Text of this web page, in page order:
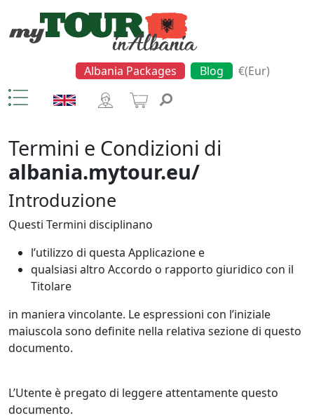
Albania Packages Blog €(Eur)
Termini e Condizioni di
albania.mytour.eu/
Introduzione
Questi Termini disciplinano
l’utilizzo di questa Applicazione e
qualsiasi altro Accordo o rapporto giuridico con il
Titolare
in maniera vincolante. Le espressioni con l’iniziale
maiuscola sono definite nella relativa sezione di questo
documento.
L’Utente è pregato di leggere attentamente questo
documento.